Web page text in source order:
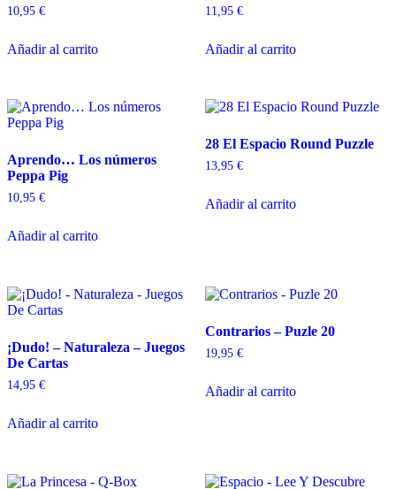
10,95 €
Añadir al carrito
11,95 €
Añadir al carrito
Aprendo… Los números
Peppa Pig
10,95 €
Añadir al carrito
28 El Espacio Round Puzzle
13,95 €
Añadir al carrito
¡Dudo! – Naturaleza – Juegos
De Cartas
14,95 €
Añadir al carrito
Contrarios – Puzle 20
19,95 €
Añadir al carrito